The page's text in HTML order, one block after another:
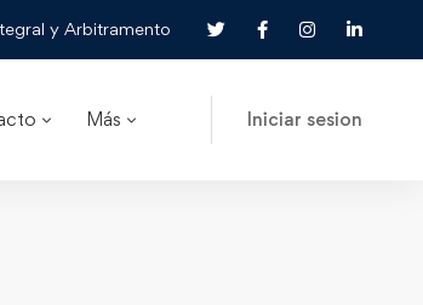
y Arbitramento
Más Iniciar sesion